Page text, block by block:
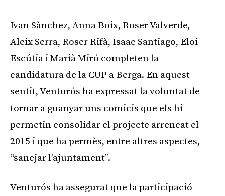
Ivan Sànchez, Anna Boix, Roser Valverde,
Aleix Serra, Roser Rifà, Isaac Santiago, Eloi
Escútia i Marià Miró completen la
candidatura de la CUP a Berga. En aquest
sentit, Venturós ha expressat la voluntat de
tornar a guanyar uns comicis que els hi
permetin consolidar el projecte arrencat el
2015 i que ha permès, entre altres aspectes,
“sanejar l’ajuntament”.
Venturós ha assegurat que la participació